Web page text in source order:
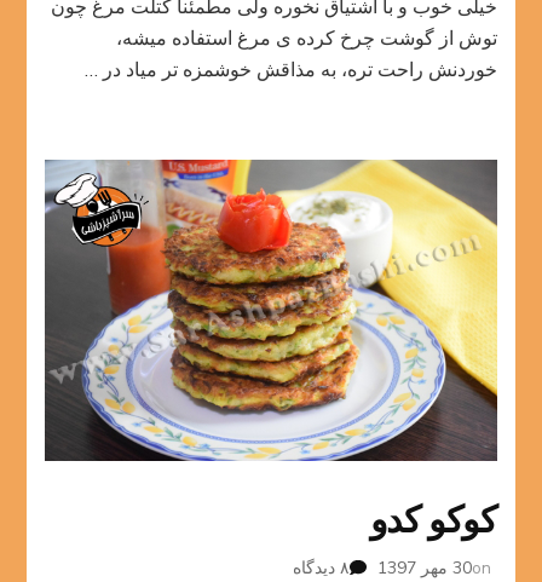
خیلی خوب و با اشتیاق نخوره ولی مطمئناً کتلت مرغ چون
توش از گوشت چرخ کرده ی مرغ استفاده میشه،
خوردنش راحت تره، به مذاقش خوشمزه تر میاد در …
کوکو کدو
on30 مهر 1397 ۸ دیدگاه